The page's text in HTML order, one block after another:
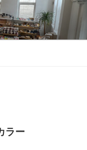
ラー